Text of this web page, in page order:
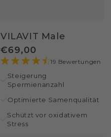
VILAVIT Male
Regulärer
Preis
€69,00
19 Bewertungen
Steigerung
Spermienanzahl
Optimierte Samenqualität
Schützt vor oxidativem
Stress